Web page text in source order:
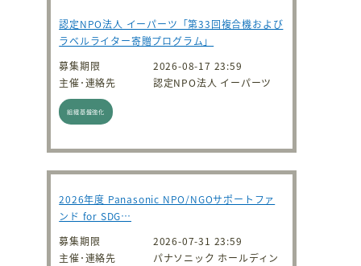
認定NPO法人 イーパーツ「第33回複合機および
ラベルライター寄贈プログラム」
募集期限
2026-08-17 23:59
主催･連絡先
認定NPO法人 イーパーツ
組織基盤強化
2026年度 Panasonic NPO/NGOサポートファ
ンド for SDG…
募集期限
2026-07-31 23:59
主催･連絡先
パナソニック ホールディン